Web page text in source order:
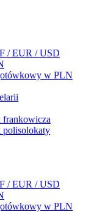
/ EUR / USD
w PLN
frankowicza
polisolokaty
/ EUR / USD
w PLN